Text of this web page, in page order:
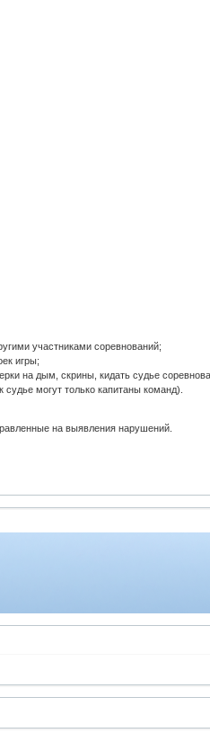
участниками соревнований;
игры;
на дым, скрины, кидать судье
могут только капитаны команд).
на выявления нарушений.